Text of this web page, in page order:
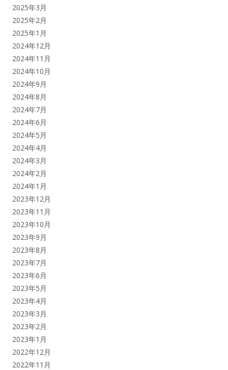
2025年3月
2025年2月
2025年1月
2024年12月
2024年11月
2024年10月
2024年9月
2024年8月
2024年7月
2024年6月
2024年5月
2024年4月
2024年3月
2024年2月
2024年1月
2023年12月
2023年11月
2023年10月
2023年9月
2023年8月
2023年7月
2023年6月
2023年5月
2023年4月
2023年3月
2023年2月
2023年1月
2022年12月
2022年11月